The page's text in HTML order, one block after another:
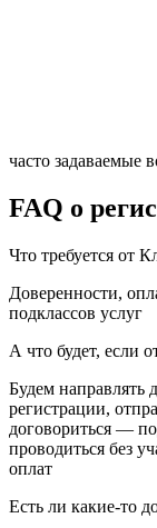
часто задаваемые
FAQ о
Что требуется от
Доверенности,
подклассов услуг
А что будет, если
Будем направлять
регистрации,
договориться —
проводиться без
оплат
Есть ли какие-то